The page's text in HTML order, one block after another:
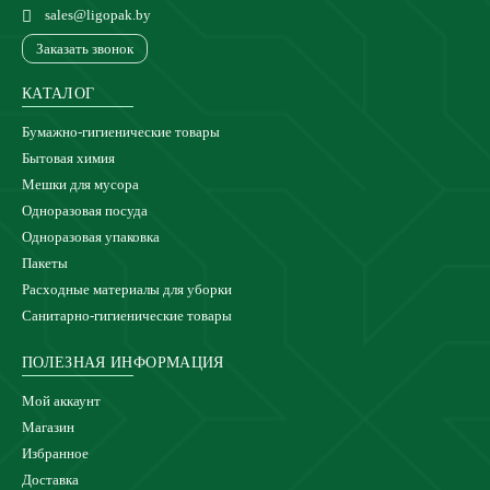
sales@ligopak.by
Заказать звонок
КАТАЛОГ
Бумажно-гигиенические товары
Бытовая химия
Мешки для мусора
Одноразовая посуда
Одноразовая упаковка
Пакеты
Расходные материалы для уборки
Санитарно-гигиенические товары
ПОЛЕЗНАЯ ИНФОРМАЦИЯ
Мой аккаунт
Магазин
Избранное
Доставка